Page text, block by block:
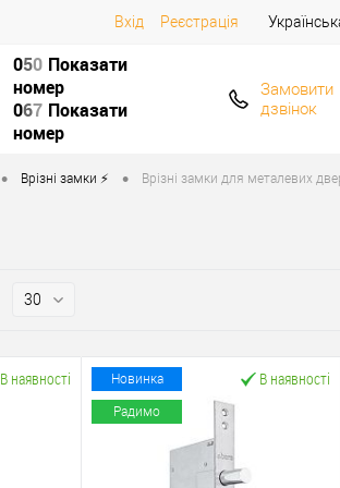
Вхід Реєстрація
050 Показати
номер
067 Показати
номер
Замовити
дзвінок
• Врізні замки ⚡️ • Врізні замки для металевих
В наявності Новинка
Радимо
В наявності